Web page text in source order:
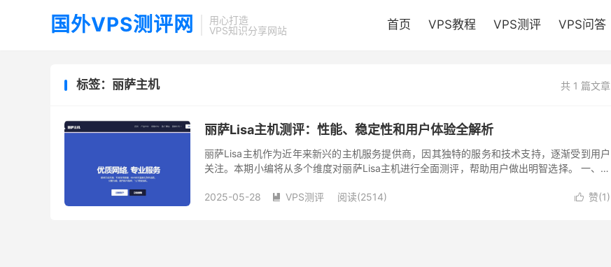
国外VPS测评网
用心打造
VPS知识分享网站
首页 VPS教程 VPS测评 VPS问答
共 1 篇文章
标签：丽萨主机
丽萨Lisa主机测评：性能、稳定性和用户体验全解析
丽萨Lisa主机作为近年来新兴的主机服务提供商，因其独特的服务和技术支持，逐渐受到用户
关注。本期小编将从多个维度对丽萨Lisa主机进行全面测评，帮助用户做出明智选择。 一、测
 赞(1)
2025-05-28  VPS测评 阅读(2514)